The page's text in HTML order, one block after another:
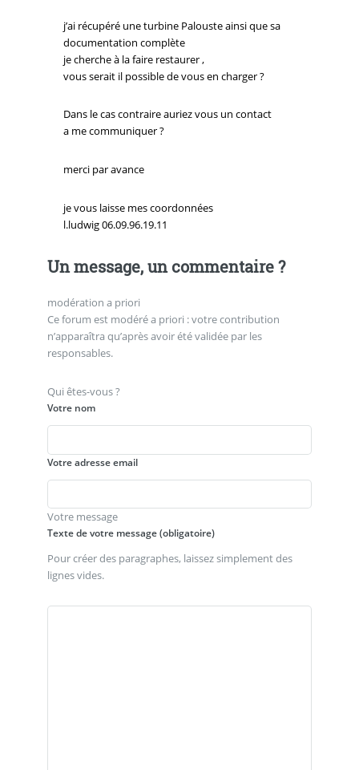
j’ai récupéré une turbine Palouste ainsi que sa
documentation complète
je cherche à la faire restaurer ,
vous serait il possible de vous en charger ?
Dans le cas contraire auriez vous un contact
a me communiquer ?
merci par avance
je vous laisse mes coordonnées
l.ludwig 06.09.96.19.11
Un message, un commentaire ?
modération a priori
Ce forum est modéré a priori : votre contribution
n’apparaîtra qu’après avoir été validée par les
responsables.
Qui êtes-vous ?
Votre nom
Votre adresse email
Votre message
Texte de votre message (obligatoire)
Pour créer des paragraphes, laissez simplement des
lignes vides.